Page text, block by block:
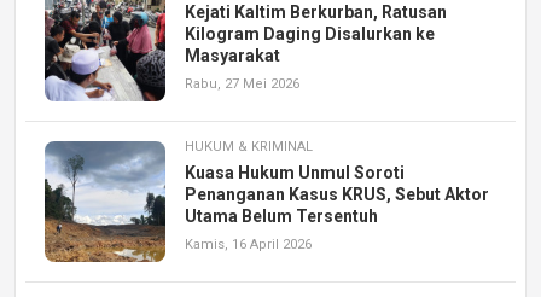
Kejati Kaltim Berkurban, Ratusan
Kilogram Daging Disalurkan ke
Masyarakat
Rabu, 27 Mei 2026
HUKUM & KRIMINAL
Kuasa Hukum Unmul Soroti
Penanganan Kasus KRUS, Sebut Aktor
Utama Belum Tersentuh
Kamis, 16 April 2026